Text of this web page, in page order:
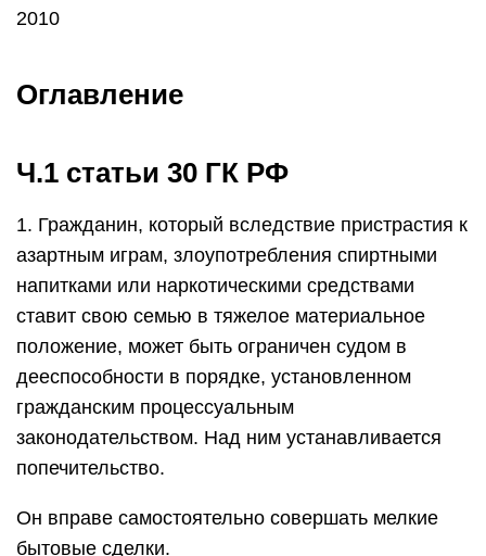
2010
Оглавление
Ч.1 статьи 30 ГК РФ
1. Гражданин, который вследствие пристрастия к
азартным играм, злоупотребления спиртными
напитками или наркотическими средствами
ставит свою семью в тяжелое материальное
положение, может быть ограничен судом в
дееспособности в порядке, установленном
гражданским процессуальным
законодательством. Над ним устанавливается
попечительство.
Он вправе самостоятельно совершать мелкие
бытовые сделки.